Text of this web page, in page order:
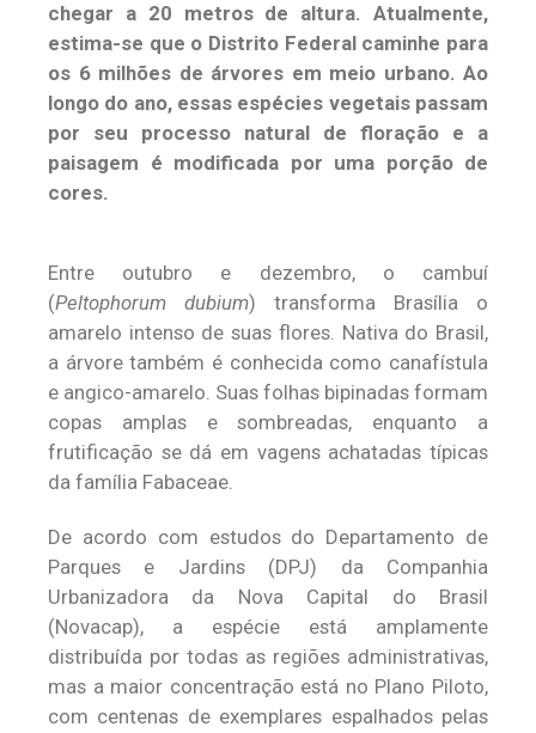
chegar a 20 metros de altura. Atualmente,
estima-se que o Distrito Federal caminhe para
os 6 milhões de árvores em meio urbano. Ao
longo do ano, essas espécies vegetais passam
por seu processo natural de floração e a
paisagem é modificada por uma porção de
cores.
Entre outubro e dezembro, o cambuí
(Peltophorum dubium) transforma Brasília o
amarelo intenso de suas flores. Nativa do Brasil,
a árvore também é conhecida como canafístula
e angico-amarelo. Suas folhas bipinadas formam
copas amplas e sombreadas, enquanto a
frutificação se dá em vagens achatadas típicas
da família Fabaceae.
De acordo com estudos do Departamento de
Parques e Jardins (DPJ) da Companhia
Urbanizadora da Nova Capital do Brasil
(Novacap), a espécie está amplamente
distribuída por todas as regiões administrativas,
mas a maior concentração está no Plano Piloto,
com centenas de exemplares espalhados pelas